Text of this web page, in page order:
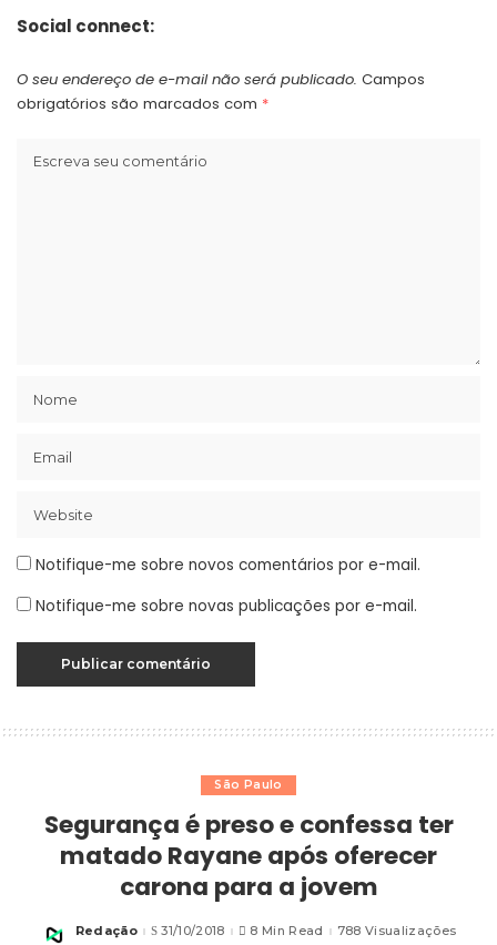
Social connect:
O seu endereço de e-mail não será publicado. Campos
obrigatórios são marcados com *
Notifique-me sobre novos comentários por e-mail.
Notifique-me sobre novas publicações por e-mail.
São Paulo
Segurança é preso e confessa ter
matado Rayane após oferecer
carona para a jovem
Posted
Redação 31/10/2018 8 Min Read 788 Visualizações